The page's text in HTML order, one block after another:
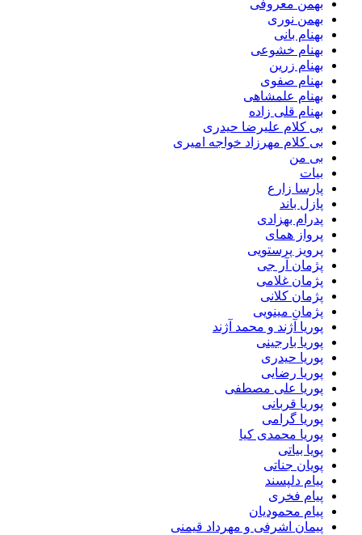
بهمن معروفی
بهمن نوری
بهنام بانی
بهنام خشوعی
بهنام زرین
بهنام صفوی
بهنام علمشاهی
بهنام قلی زاده
بی کلام علیرضا حیدری
بی کلام مهرزاد خواجه امیری
بی من
بیات
پارسا زارع
پازل باند
پدرام بهزادی
پرواز همای
پرویز پرستویی
پژمان آر جی
پژمان غلامی
پژمان کلانی
پژمان مینویی
پوریا آژند و محمد آژند
پوریا بارجینی
پوریا حیدری
پوریا رضایی
پوریا علی مصطفی
پوریا قربانی
پوریا گرامی
پوریا محمدی کیا
پویا بیاتی
پویان جناتی
پیام دلپسند
پیام فخری
پیام محمودیان
پیمان اشرفی و مهرداد قیمنی